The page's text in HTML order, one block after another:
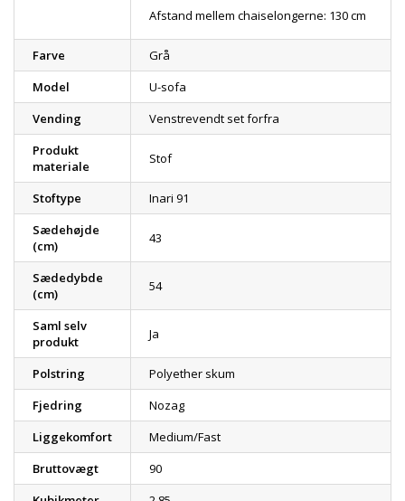
Afstand mellem chaiselongerne: 130 cm
Farve
Grå
Model
U-sofa
Vending
Venstrevendt set forfra
Produkt
materiale
Stof
Stoftype
Inari 91
Sædehøjde
(cm)
43
Sædedybde
(cm)
54
Saml selv
produkt
Ja
Polstring
Polyether skum
Fjedring
Nozag
Liggekomfort
Medium/Fast
Bruttovægt
90